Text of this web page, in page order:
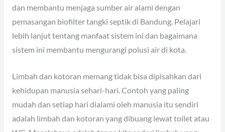
dan membantu menjaga sumber air alami dengan
pemasangan biofilter tangki septik di Bandung. Pelajari
lebih lanjut tentang manfaat sistem ini dan bagaimana
sistem ini membantu mengurangi polusi air di kota.
Limbah dan kotoran memang tidak bisa dipisahkan dari
kehidupan manusia sehari-hari. Contoh yang paling
mudah dan setiap hari dialami oleh manusia itu sendiri
adalah limbah dan kotoran yang dibuang lewat toilet atau